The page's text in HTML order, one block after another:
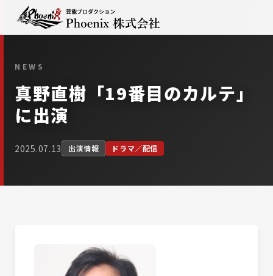
NEWS
真野直樹「19番目のカルテ」
に出演
2025.07.13 出演情報 ドラマ／配信